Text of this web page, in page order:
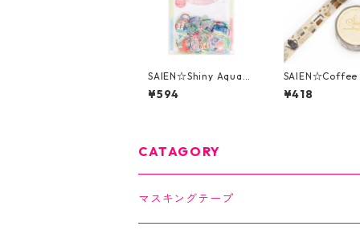
SAIEN☆Shiny Aquari
um☆Peaceful Sea☆
クリアフレークシール
¥594
SAIEN☆Coffee
☆UR-3080☆
マスキングテー
¥418
CATAGORY
マスキングテープ